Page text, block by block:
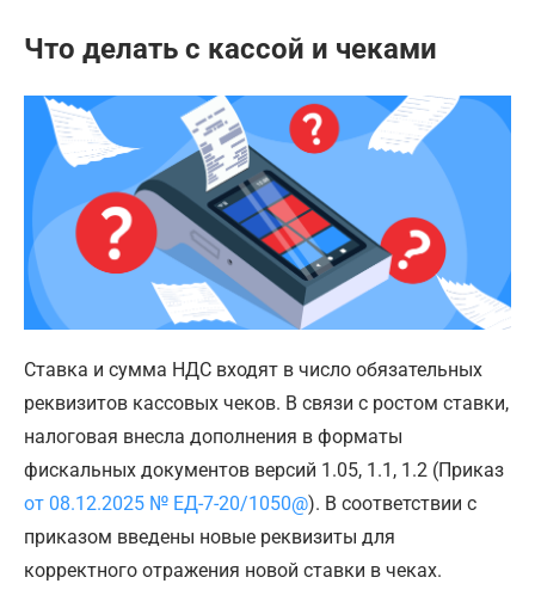
Что делать с кассой и чеками
Ставка и сумма НДС входят в число обязательных
реквизитов кассовых чеков. В связи с ростом ставки,
налоговая внесла дополнения в форматы
фискальных документов версий 1.05, 1.1, 1.2 (Приказ
от 08.12.2025 № ЕД-7-20/1050@). В соответствии с
приказом введены новые реквизиты для
корректного отражения новой ставки в чеках.